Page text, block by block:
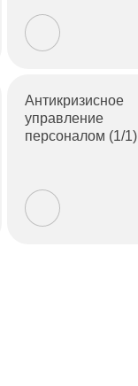
Антикризисное
управление
персоналом (1/1)